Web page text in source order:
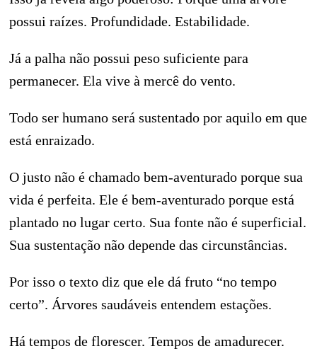
possui raízes. Profundidade. Estabilidade.
Já a palha não possui peso suficiente para
permanecer. Ela vive à mercê do vento.
Todo ser humano será sustentado por aquilo em que
está enraizado.
O justo não é chamado bem-aventurado porque sua
vida é perfeita. Ele é bem-aventurado porque está
plantado no lugar certo. Sua fonte não é superficial.
Sua sustentação não depende das circunstâncias.
Por isso o texto diz que ele dá fruto “no tempo
certo”. Árvores saudáveis entendem estações.
Há tempos de florescer. Tempos de amadurecer.